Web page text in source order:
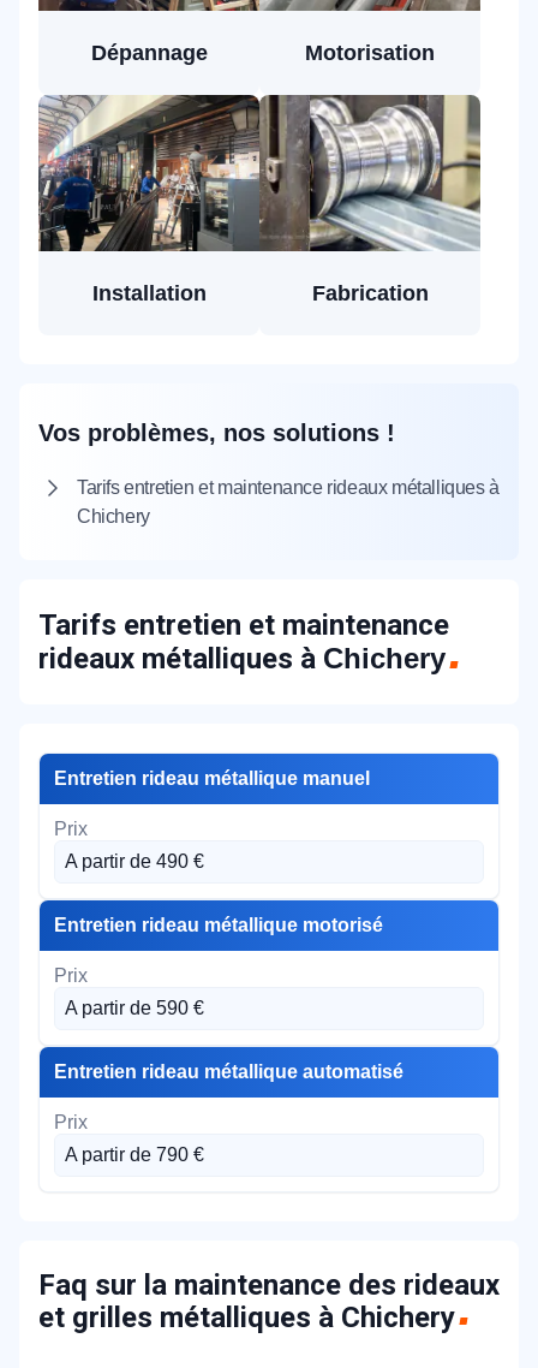
Dépannage Motorisation
Installation Fabrication
Vos problèmes, nos solutions !
Tarifs entretien et maintenance rideaux métalliques à
Chichery
Tarifs entretien et maintenance
rideaux métalliques à Chichery
Entretien rideau métallique manuel
A partir de 490 €
Entretien rideau métallique motorisé
A partir de 590 €
Entretien rideau métallique automatisé
A partir de 790 €
Faq sur la maintenance des rideaux
et grilles métalliques à Chichery